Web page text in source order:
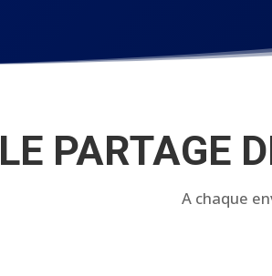
LE PARTAGE
A chaque